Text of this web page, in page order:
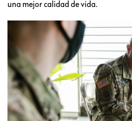
una mejor calidad de vida.